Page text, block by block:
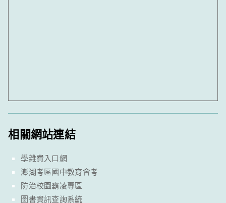
相關網站連結
學雜費入口網
澎湖考區國中教育會考
防治校園霸凌專區
圖書資訊查詢系統